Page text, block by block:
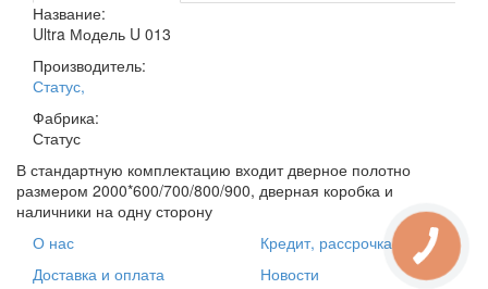
Название:
Ultra Модель U 013
Производитель:
Статус,
Фабрика:
Статус
В стандартную комплектацию входит дверное полотно
размером 2000*600/700/800/900, дверная коробка и
наличники на одну сторону
О нас
Доставка и оплата
Кредит, рассрочка
Новости